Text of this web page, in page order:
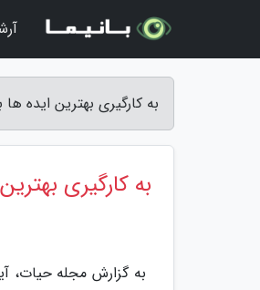
به کارگیری بهترین ایده
به کارگیری
به گزارش مجله حیات،